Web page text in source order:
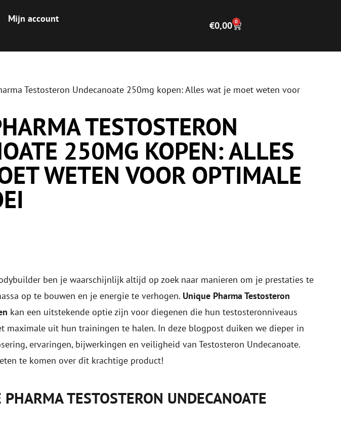
Mijn account
€0,00 0
Testosteron Undecanoate 250mg kopen: Alles wat je moet weten voor
TESTOSTERON
250MG KOPEN: ALLES
WETEN VOOR OPTIMALE
ben je waarschijnlijk altijd op zoek naar manieren om je prestaties te
op te bouwen en je energie te verhogen. Unique Pharma Testosteron
kan een uitstekende optie zijn voor diegenen die hun testosteronniveaus
maximale uit hun trainingen te halen. In deze blogpost duiken we dieper in
ervaringen, bijwerkingen en veiligheid van Testosteron Undecanoate.
te komen over dit krachtige product!
TESTOSTERON UNDECANOATE